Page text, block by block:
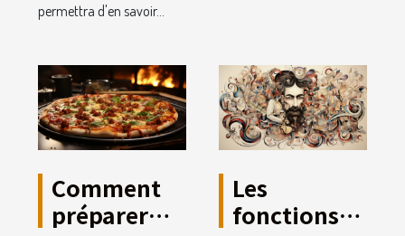
permettra d'en savoir...
Comment
préparer
Les
fonctions